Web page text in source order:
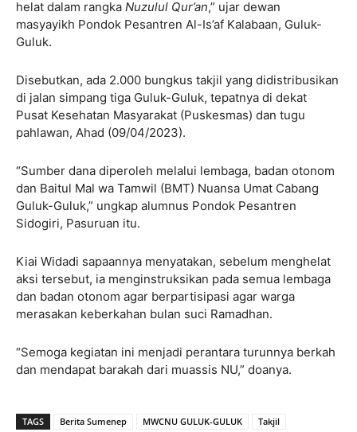
helat dalam rangka Nuzulul Qur’an,” ujar dewan
masyayikh Pondok Pesantren Al-Is’af Kalabaan, Guluk-
Guluk.
Disebutkan, ada 2.000 bungkus takjil yang didistribusikan
di jalan simpang tiga Guluk-Guluk, tepatnya di dekat
Pusat Kesehatan Masyarakat (Puskesmas) dan tugu
pahlawan, Ahad (09/04/2023).
“Sumber dana diperoleh melalui lembaga, badan otonom
dan Baitul Mal wa Tamwil (BMT) Nuansa Umat Cabang
Guluk-Guluk,” ungkap alumnus Pondok Pesantren
Sidogiri, Pasuruan itu.
Kiai Widadi sapaannya menyatakan, sebelum menghelat
aksi tersebut, ia menginstruksikan pada semua lembaga
dan badan otonom agar berpartisipasi agar warga
merasakan keberkahan bulan suci Ramadhan.
“Semoga kegiatan ini menjadi perantara turunnya berkah
dan mendapat barakah dari muassis NU,” doanya.
TAGS Berita Sumenep MWCNU GULUK-GULUK
Takjil